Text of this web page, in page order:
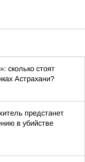
сколько стоят
Астрахани?
предстанет
в убийстве